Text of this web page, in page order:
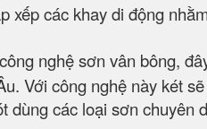
xếp các khay di động
nghệ sơn vân bông,
Với công nghệ này két
các loại sơn